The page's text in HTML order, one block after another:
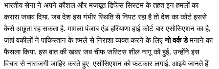
भारतीय सेना ने अपने कौशल और मजबूत डिफेंस सिस्टम के तहत इन हमलों का
करारा जबाव दिया. जब देश इस गंभीर स्थिति से निपट रहा है तो देश का कोर्ट इससे
कैसे अछूता रह सकता है. मामला पंजाब एंड हरियाणा हाई कोर्ट बार एसोसिएशन का है,
जहां वकीलों ने पाकिस्तान के हमले से निराशा व्यक्त करने के लिएनो वर्क डेमनाने का
फैसला किया. इस बात की खबर जब चीफ जस्टिस शील नागू को हुई, उन्होंने इस
विचार से नाराजगी जाहिर करते हुए एसोसिएशन को फटकार लगाई. आइये जानते हैं